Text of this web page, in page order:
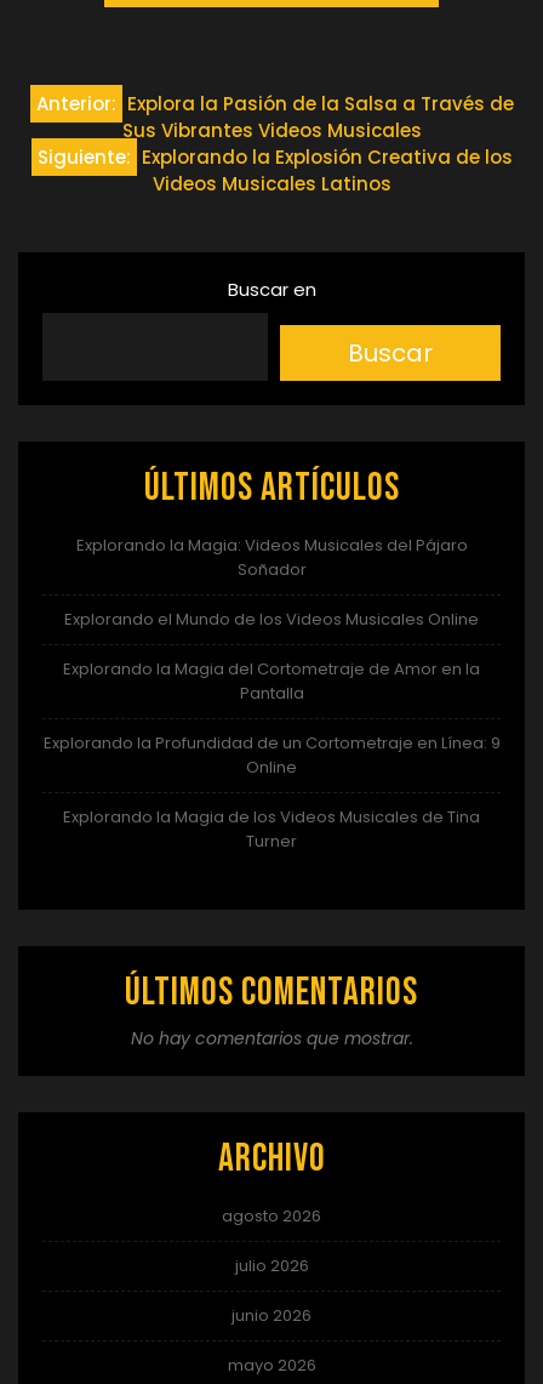
Navegación
de
Anterior: Explora la Pasión de la Salsa a Través de
Sus Vibrantes Videos Musicales
Siguiente: Explorando la Explosión Creativa de los
Videos Musicales Latinos
Buscar en
Buscar
Últimos artículos
Explorando la Magia: Videos Musicales del Pájaro
Soñador
Explorando el Mundo de los Videos Musicales Online
Explorando la Magia del Cortometraje de Amor en la
Pantalla
Explorando la Profundidad de un Cortometraje en Línea: 9
Online
Explorando la Magia de los Videos Musicales de Tina
Turner
Últimos comentarios
No hay comentarios que mostrar.
Archivo
agosto 2026
julio 2026
junio 2026
mayo 2026